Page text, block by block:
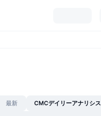
最新 CMCデイリーアナリシス